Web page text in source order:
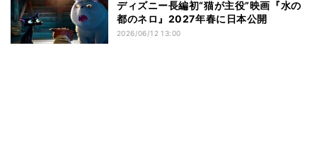
ディズニー長編初“猫が主役”映画『水の
都のネロ』2027年春に日本公開
2026/06/12 13:00